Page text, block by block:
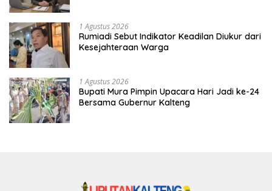
1 Agustus 2026
Rumiadi Sebut Indikator Keadilan Diukur dari
Kesejahteraan Warga
1 Agustus 2026
Bupati Mura Pimpin Upacara Hari Jadi ke-24
Bersama Gubernur Kalteng